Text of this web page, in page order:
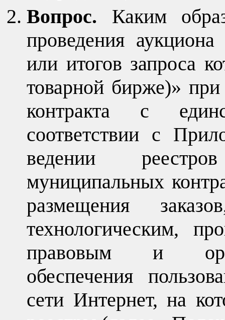
Вопрос. Каким
проведения
или итогов запроса
товарной бирже)» при
контракта с
соответствии с
ведении
муниципальных
размещения
технологическим,
правовым и
обеспечения
сети Интернет, на